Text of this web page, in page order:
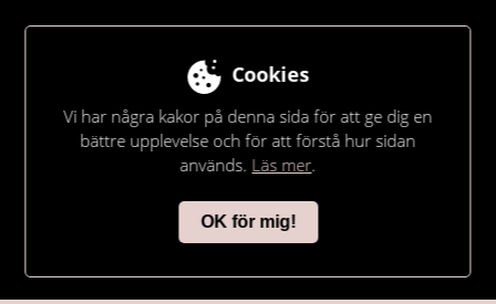
ESSOGE
Fotografi, Grafisk design
Cookies
Vi har några kakor på denna sida för att ge dig en
bättre upplevelse och för att förstå hur sidan
används. Läs mer.
OK för mig!